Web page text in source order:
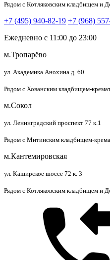
Рядом с Котляковским кладбищем и
+7 (495) 940-82-19 +7 (968)
Ежедневно с 11:00 до 23:00
м.Тропарёво
ул. Академика Анохина д. 60
Рядом с Хованским кладбищем-
м.Сокол
ул. Ленинградский проспект 77 к.1
Рядом с Митинским кладбищем-
м.Кантемировская
ул. Каширское шоссе 72 к. 3
Рядом с Котляковским кладбищем и